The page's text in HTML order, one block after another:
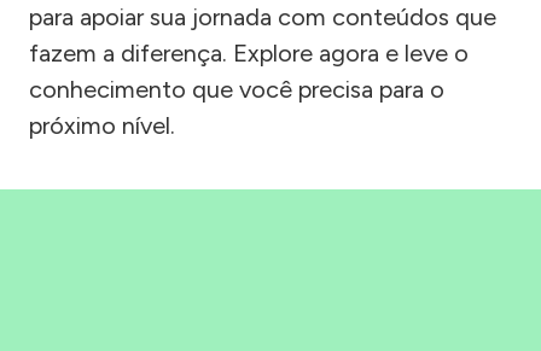
para apoiar sua jornada com conteúdos que
fazem a diferença. Explore agora e leve o
conhecimento que você precisa para o
próximo nível.